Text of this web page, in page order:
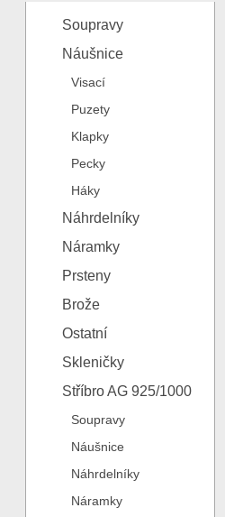
Soupravy
Náušnice
Visací
Puzety
Klapky
Pecky
Háky
Náhrdelníky
Náramky
Prsteny
Brože
Ostatní
Skleničky
Stříbro AG 925/1000
Soupravy
Náušnice
Náhrdelníky
Náramky